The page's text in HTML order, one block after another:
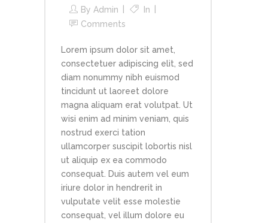
By Admin
In
Comments
Lorem ipsum dolor sit amet,
consectetuer adipiscing elit, sed
diam nonummy nibh euismod
tincidunt ut laoreet dolore
magna aliquam erat volutpat. Ut
wisi enim ad minim veniam, quis
nostrud exerci tation
ullamcorper suscipit lobortis nisl
ut aliquip ex ea commodo
consequat. Duis autem vel eum
iriure dolor in hendrerit in
vulputate velit esse molestie
consequat, vel illum dolore eu